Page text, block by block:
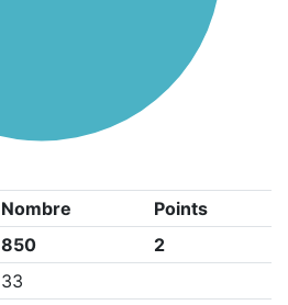
Nombre
Points
850
2
33